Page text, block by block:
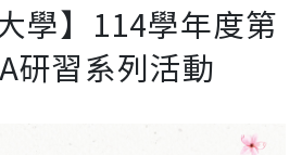
學】114學年度第
研習系列活動